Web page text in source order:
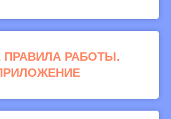
РАБОТЫ.